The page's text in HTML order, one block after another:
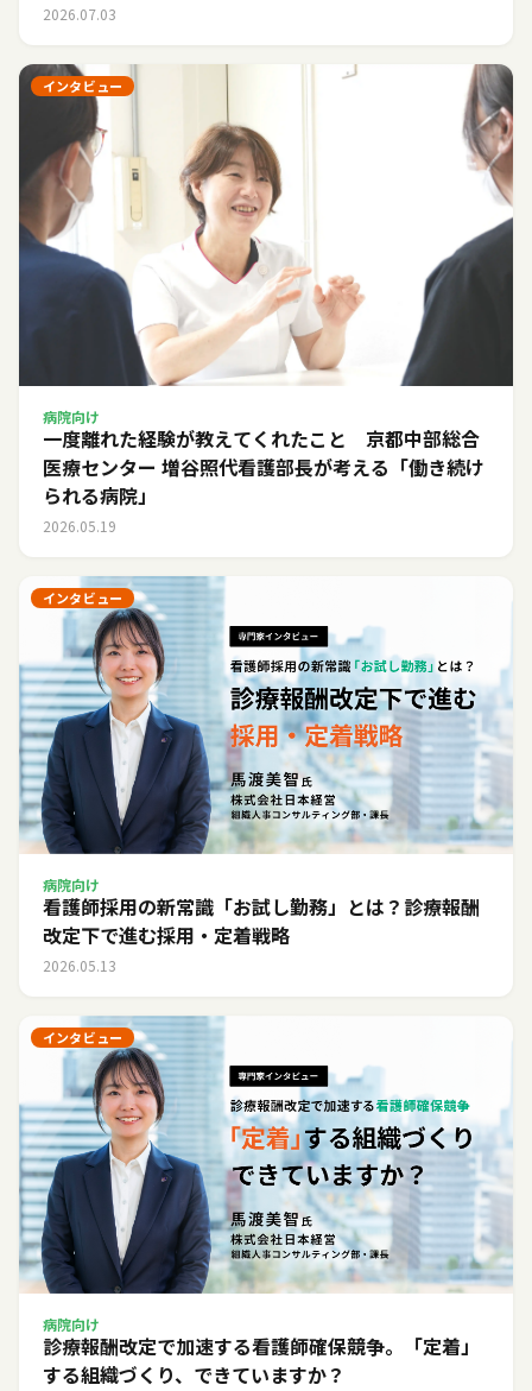
2026.07.03
インタビュー
病院向け
一度離れた経験が教えてくれたこと 京都中部総合
医療センター 増谷照代看護部長が考える「働き続け
られる病院」
2026.05.19
インタビュー
病院向け
看護師採用の新常識「お試し勤務」とは？診療報酬
改定下で進む採用・定着戦略
2026.05.13
インタビュー
病院向け
診療報酬改定で加速する看護師確保競争。「定着」
する組織づくり、できていますか？